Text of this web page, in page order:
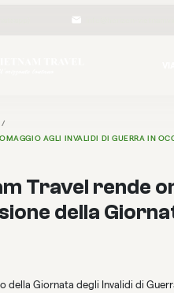
AGLI INVALIDI DI GUERRA IN
Travel rende
della
della Giornata degli Invalidi di